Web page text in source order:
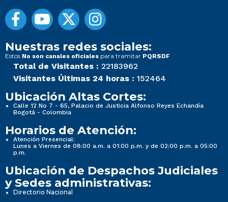
Nuestras redes sociales:
Estos No son canales oficiales para tramitar PQRSDF
Total de Visitantes : 22183962
Visitantes Últimas 24 horas : 152464
Ubicación Altas Cortes:
Calle 12 No 7 - 65, Palacio de Justicia Alfonso Reyes Echandía
Bogotá - Colombia
Horarios de Atención:
Atención Presencial:
Lunes a Viernes de 08:00 a.m. a 01:00 p.m. y de 02:00 p.m. a 05:00
p.m.
Ubicación de Despachos Judiciales
y Sedes administrativas:
Directorio Nacional